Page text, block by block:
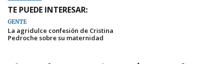
TE PUEDE INTERESAR:
GENTE
La agridulce confesión de Cristina
Pedroche sobre su maternidad